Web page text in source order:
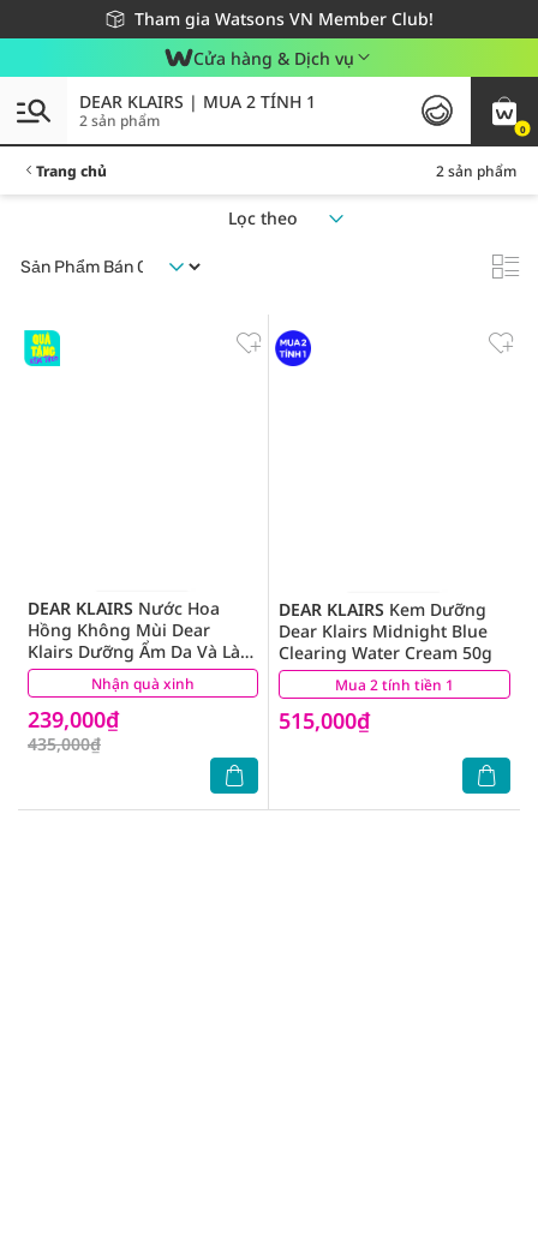
Tham gia Watsons VN Member Club!
Miễn phí giao hàng cho đơn hàng từ 249,000Đ
Giao hàng nhanh 24h - Áp dụng khu vực TP. Hồ Chí Minh
Cửa hàng & Dịch vụ
0
DEAR KLAIRS | MUA 2 TÍNH 1
2 sản phẩm
Trang chủ 2 sản phẩm
Lọc theo
Nhận quà xinh
DEAR KLAIRS Nước Hoa
Hồng Không Mùi Dear
Klairs Dưỡng Ẩm Da Và Làm
Mềm Da Supple Preparation
Unscented 180ml
239,000₫
435,000₫
(20) Mua 2 tính tiền 1
DEAR KLAIRS Kem Dưỡng
Dear Klairs Midnight Blue
Clearing Water Cream 50g
515,000₫
(2)